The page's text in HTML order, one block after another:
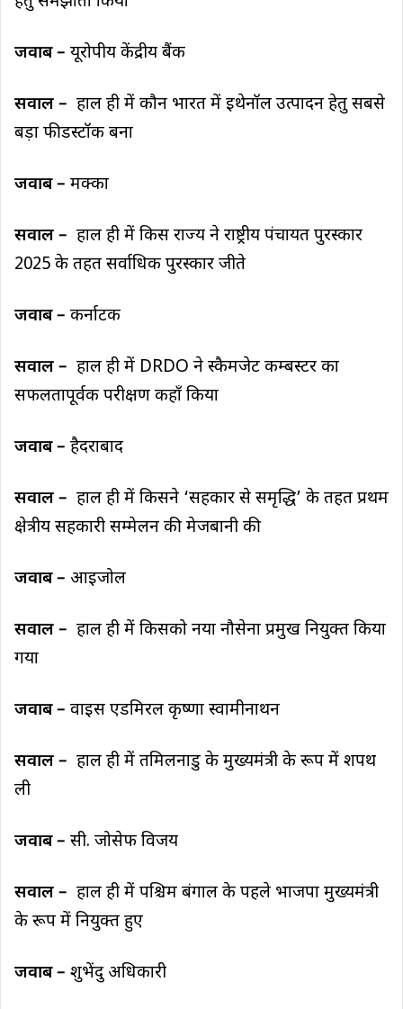
जवाब – यूरोपीय केंद्रीय बैंक
सवाल – हाल ही में कौन भारत में इथेनॉल उत्पादन हेतु सबसे
बड़ा फीडस्टॉक बना
जवाब – मक्का
सवाल – हाल ही में किस राज्य ने राष्ट्रीय पंचायत पुरस्कार
2025 के तहत सर्वाधिक पुरस्कार जीते
जवाब – कर्नाटक
सवाल – हाल ही में DRDO ने स्कैमजेट कम्बस्टर का
सफलतापूर्वक परीक्षण कहाँ किया
जवाब – हैदराबाद
सवाल – हाल ही में किसने ‘सहकार से समृद्धि’ के तहत प्रथम
क्षेत्रीय सहकारी सम्मेलन की मेजबानी की
जवाब – आइजोल
सवाल – हाल ही में किसको नया नौसेना प्रमुख नियुक्त किया
गया
जवाब – वाइस एडमिरल कृष्णा स्वामीनाथन
सवाल – हाल ही में तमिलनाडु के मुख्यमंत्री के रूप में शपथ
ली
जवाब – सी. जोसेफ विजय
सवाल – हाल ही में पश्चिम बंगाल के पहले भाजपा मुख्यमंत्री
के रूप में नियुक्त हुए
जवाब – शुभेंदु अधिकारी